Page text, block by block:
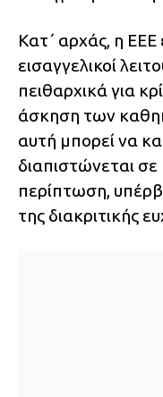
Κατ΄ αρχάς, η ΕΕΕ
εισαγγελικοί
πειθαρχικά για
άσκηση των
αυτή μπορεί να
διαπιστώνεται
περίπτωση,
της διακριτικής